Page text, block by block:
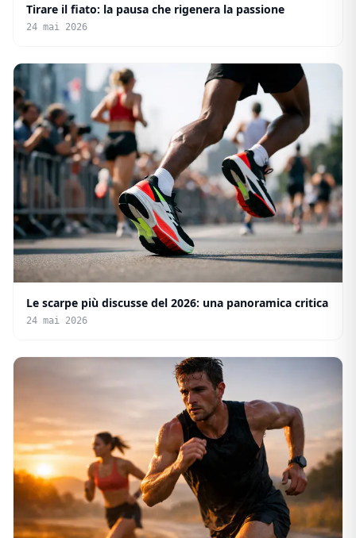
Tirare il fiato: la pausa che rigenera la passione
24 mai 2026
Le scarpe più discusse del 2026: una panoramica critica
24 mai 2026